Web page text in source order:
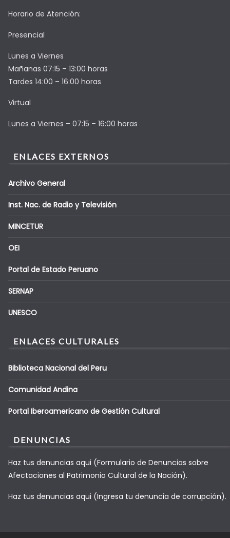
Horario de Atención:
Presencial
Lunes a Viernes
Mañanas 07:15 – 13:00 horas
Tardes 14:00 – 16:00 horas
Virtual
Lunes a Viernes – 07:15 – 16:00 horas
ENLACES EXTERNOS
Archivo General
Inst. Nac. de Radio y Televisión
MINCETUR
OEI
Portal de Estado Peruano
SERNAP
UNESCO
ENLACES CULTURALES
Biblioteca Nacional del Peru
Comunidad Andina
Portal Iberoamericano de Gestión Cultural
DENUNCIAS
Haz tus denuncias aqui (Formulario de Denuncias sobre
Afectaciones al Patrimonio Cultural de la Nación).
Haz tus denuncias aqui (Ingresa tu denuncia de corrupción).